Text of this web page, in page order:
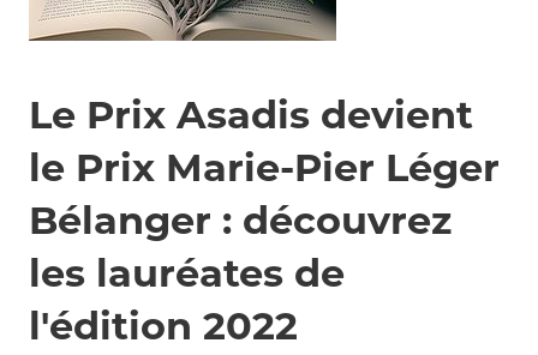
Le Prix Asadis devient
le Prix Marie-Pier Léger
Bélanger : découvrez
les lauréates de
l'édition 2022